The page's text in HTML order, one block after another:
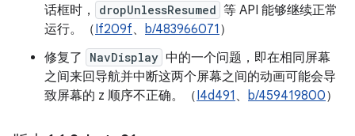
话框时，
dropUnlessResumed 等 API 能够继续正常
运行。（If209f、 b/483966071 ）
修复了
NavDisplay 中的一个问题，即在相同屏幕
之间来回导航并中断这两个屏幕之间的动画可能会导
致屏幕的 z 顺序不正确。（I4d491 、 b/459419800）